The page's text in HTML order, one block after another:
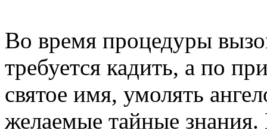
Во время процедуры
требуется кадить, а по
святое имя, умолять
желаемые тайные